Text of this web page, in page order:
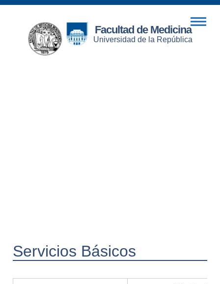
Facultad de Medicina
Universidad de la República
Servicios Básicos